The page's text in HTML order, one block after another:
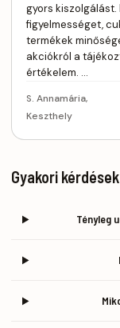
gyors kiszolgálást.
figyelmességet,
termékek
akciókról a
értékelem. …
S. Annamária,
Keszthely
Gyakori kérdések
Tényleg